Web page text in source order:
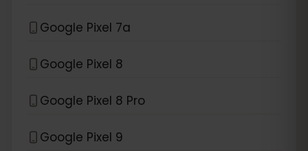
Google Pixel 7a
Google Pixel 8
Google Pixel 8 Pro
Google Pixel 9